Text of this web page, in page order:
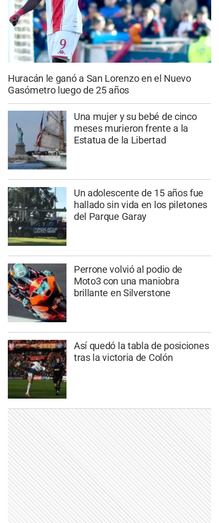
Huracán le ganó a San Lorenzo en el Nuevo
Gasómetro luego de 25 años
Una mujer y su bebé de cinco
meses murieron frente a la
Estatua de la Libertad
Un adolescente de 15 años fue
hallado sin vida en los piletones
del Parque Garay
Perrone volvió al podio de
Moto3 con una maniobra
brillante en Silverstone
Así quedó la tabla de posiciones
tras la victoria de Colón